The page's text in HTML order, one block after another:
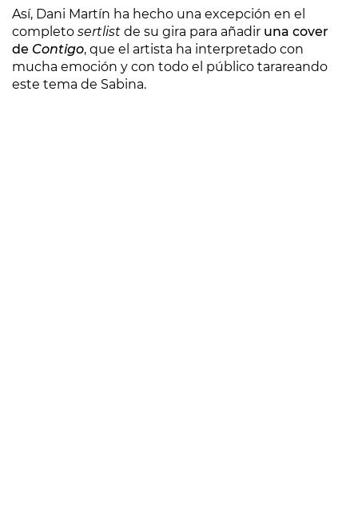
Así, Dani Martín ha hecho una excepción en el
completo sertlist de su gira para añadir una cover
de Contigo, que el artista ha interpretado con
mucha emoción y con todo el público tarareando
este tema de Sabina.